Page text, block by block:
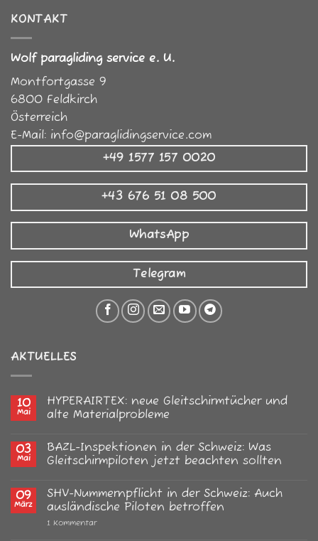
Optionen
gewählt
werden
KONTAKT
Wolf paragliding service e. U.
Montfortgasse 9
6800 Feldkirch
Österreich
E-Mail: info@paraglidingservice.com
+49 1577 157 0020
+43 676 51 08 500
WhatsApp
Telegram
AKTUELLES
10
Mai
HYPERAIRTEX: neue Gleitschirmtücher und
alte Materialprobleme
zu
HYPERAIRTEX:
neue
alte
Materialprobleme
03
Mai
BAZL-Inspektionen in der Schweiz: Was
Gleitschirmpiloten jetzt beachten sollten
zu
BAZL-
Inspektionen
in
09
März
SHV-Nummernpflicht in der Schweiz: Auch
ausländische Piloten betroffen
1 Kommentarzu